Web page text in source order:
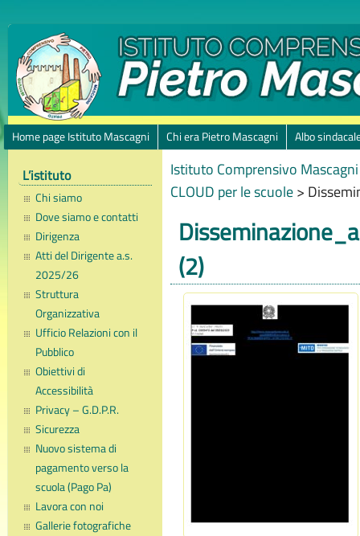
Home page Istituto Mascagni Chi era Pietro Mascagni Albo
L’istituto
Chi siamo
Dove siamo e contatti
Dirigenza
Atti del Dirigente a.s.
2025/26
Struttura
Organizzativa
Ufficio Relazioni con il
Pubblico
Obiettivi di
Accessibilità
Privacy – G.D.P.R.
Sicurezza
Nuovo sistema di
pagamento verso la
scuola (Pago Pa)
Lavora con noi
Gallerie fotografiche
Istituto Comprensivo
CLOUD per le scuole>
(2)